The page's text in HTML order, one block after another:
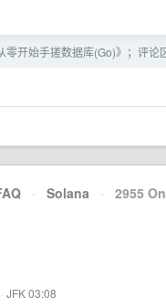
零开始手搓数据库(Go)》；评论
· Solana · 2955
· JFK 03:08